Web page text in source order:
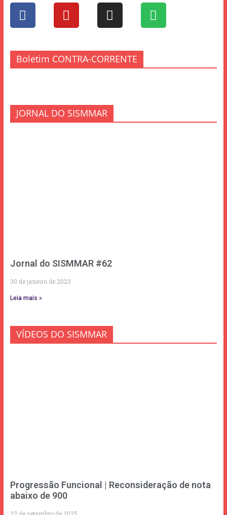
Boletim CONTRA-CORRENTE
JORNAL DO SISMMAR
Jornal do SISMMAR #62
30 de janeiro de 2023
Leia mais »
VÍDEOS DO SISMMAR
Progressão Funcional | Reconsideração de nota
abaixo de 900
23 de setembro de 2025